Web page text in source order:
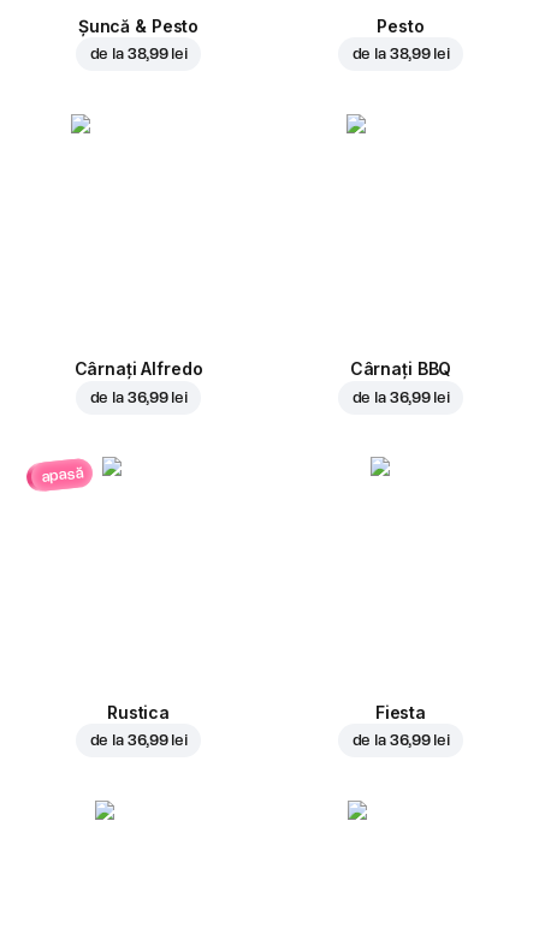
Șuncă & Pesto
de la 38,99 lei
Pesto
de la 38,99 lei
Cârnați Alfredo
de la 36,99 lei
Cârnați BBQ
de la 36,99 lei
apasă
Rustica
de la 36,99 lei
Fiesta
de la 36,99 lei